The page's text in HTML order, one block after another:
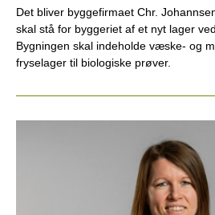
Det bliver byggefirmaet Chr.
skal stå for byggeriet af et nyt lager
Bygningen skal indeholde væske- og
fryselager til biologiske prøver.